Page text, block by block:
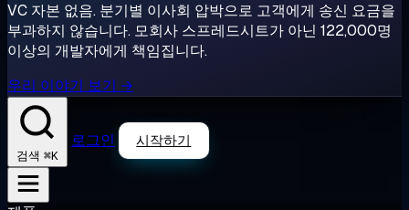
VC 자본 없음. 분기별 이사회 압박으로 고객에게 송신 요금을
부과하지 않습니다. 모회사 스프레드시트가 아닌 122,000명
이상의 개발자에게 책임집니다.
우리 이야기 보기 →
검색 ⌘K
로그인 시작하기